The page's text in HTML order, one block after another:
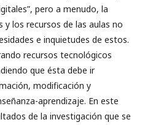
pero a menudo, la
los recursos de las aulas no
e inquietudes de estos.
recursos tecnológicos
que ésta debe ir
modificación y
aprendizaje. En este
de la investigación que se